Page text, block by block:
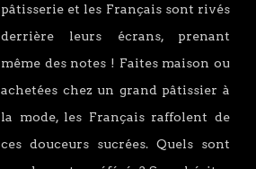
pâtisserie et les Français sont rivés
derrière leurs écrans, prenant
même des notes ! Faites maison ou
achetées chez un grand pâtissier à
la mode, les Français raffolent de
ces douceurs sucrées. Quels sont